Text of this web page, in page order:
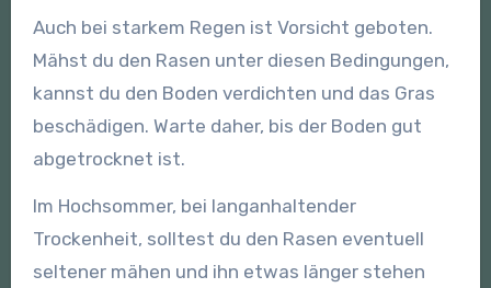
Auch bei starkem Regen ist Vorsicht geboten.
Mähst du den Rasen unter diesen Bedingungen,
kannst du den Boden verdichten und das Gras
beschädigen. Warte daher, bis der Boden gut
abgetrocknet ist.
Im Hochsommer, bei langanhaltender
Trockenheit, solltest du den Rasen eventuell
seltener mähen und ihn etwas länger stehen